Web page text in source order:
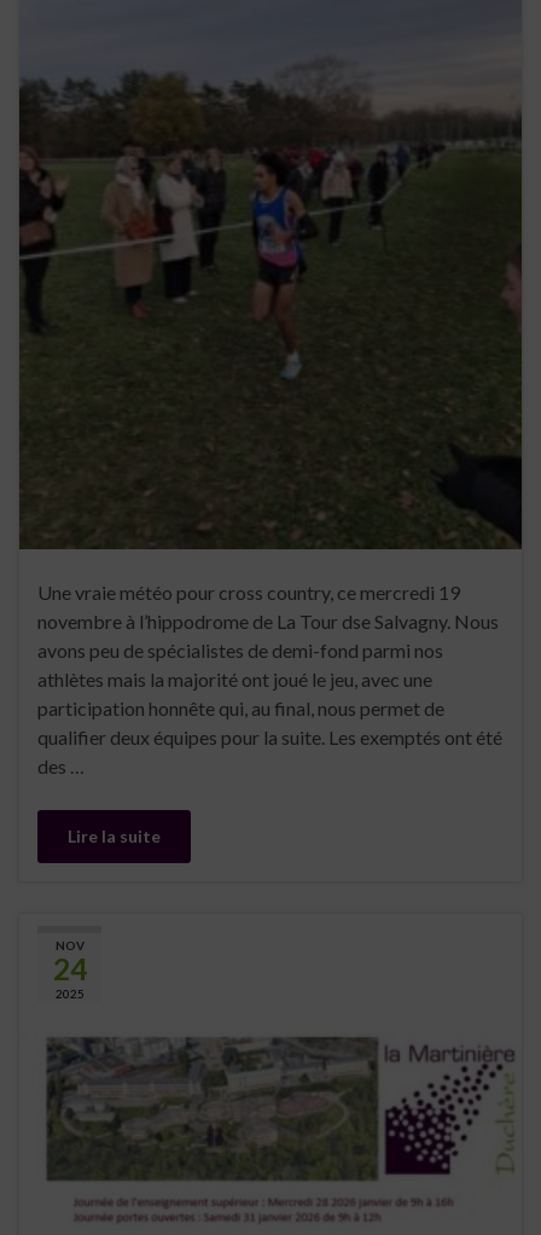
Une vraie météo pour cross country, ce mercredi 19
novembre à l’hippodrome de La Tour dse Salvagny. Nous
avons peu de spécialistes de demi-fond parmi nos
athlètes mais la majorité ont joué le jeu, avec une
participation honnête qui, au final, nous permet de
qualifier deux équipes pour la suite. Les exemptés ont été
des …
Lire la suite
NOV
24
2025